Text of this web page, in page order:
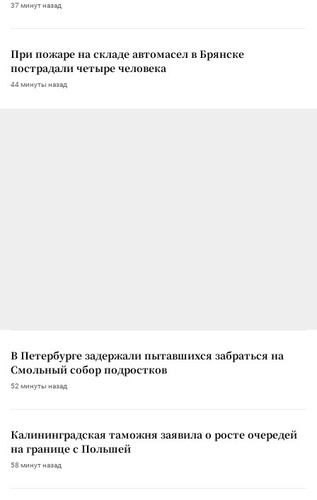
37 минут назад
При пожаре на складе автомасел в Брянске
пострадали четыре человека
44 минуты назад
В Петербурге задержали пытавшихся забраться на
Смольный собор подростков
52 минуты назад
Калининградская таможня заявила о росте очередей
на границе с Польшей
58 минут назад